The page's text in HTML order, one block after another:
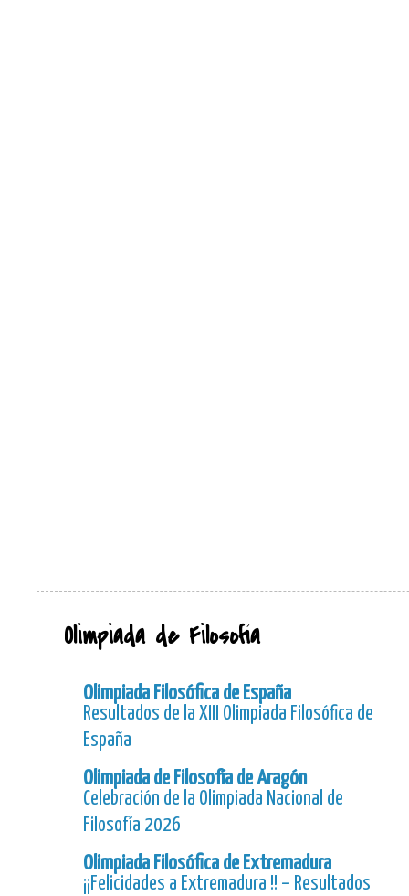
Olimpiada de Filosofía
Olimpiada Filosófica de España
Resultados de la XIII Olimpiada Filosófica de
España
Olimpiada de Filosofía de Aragón
Celebración de la Olimpiada Nacional de
Filosofía 2026
Olimpiada Filosófica de Extremadura
¡¡Felicidades a Extremadura !! – Resultados